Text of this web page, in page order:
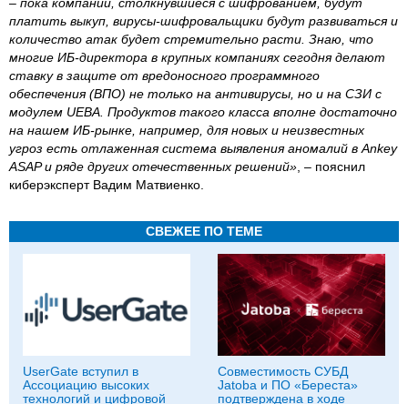
платить выкуп, вирусы-шифровальщики будут развиваться и
количество атак будет стремительно расти. Знаю, что
многие ИБ-директора в крупных компаниях сегодня делают
ставку в защите от вредоносного программного
обеспечения (ВПО) не только на антивирусы, но и на СЗИ с
модулем UEBA. Продуктов такого класса вполне достаточно
на нашем ИБ-рынке, например, для новых и неизвестных
угроз есть отлаженная система выявления аномалий в Ankey
ASAP и ряде других отечественных решений» , – пояснил
киберэксперт Вадим Матвиенко.
СВЕЖЕЕ ПО ТЕМЕ
UserGate вступил в
Ассоциацию высоких
технологий и цифровой
Совместимость СУБД
Jatoba и ПО «Береста»
подтверждена в ходе